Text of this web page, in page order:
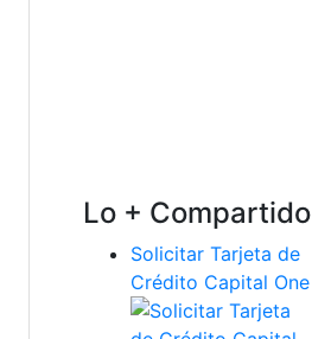
Lo + Compartido
Solicitar Tarjeta de
Crédito Capital One